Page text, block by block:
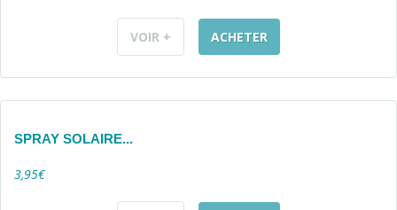
VOIR + ACHETER
SPRAY SOLAIRE...
3,95€